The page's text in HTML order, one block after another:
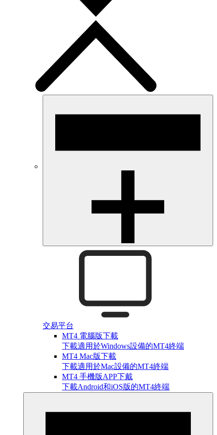
交易平台
MT4 電腦版下載
下載適用於Windows設備的MT4終端
MT4 Mac版下載
下載適用於Mac設備的MT4終端
MT4 手機版APP下戴
下載Android和iOS版的MT4終端